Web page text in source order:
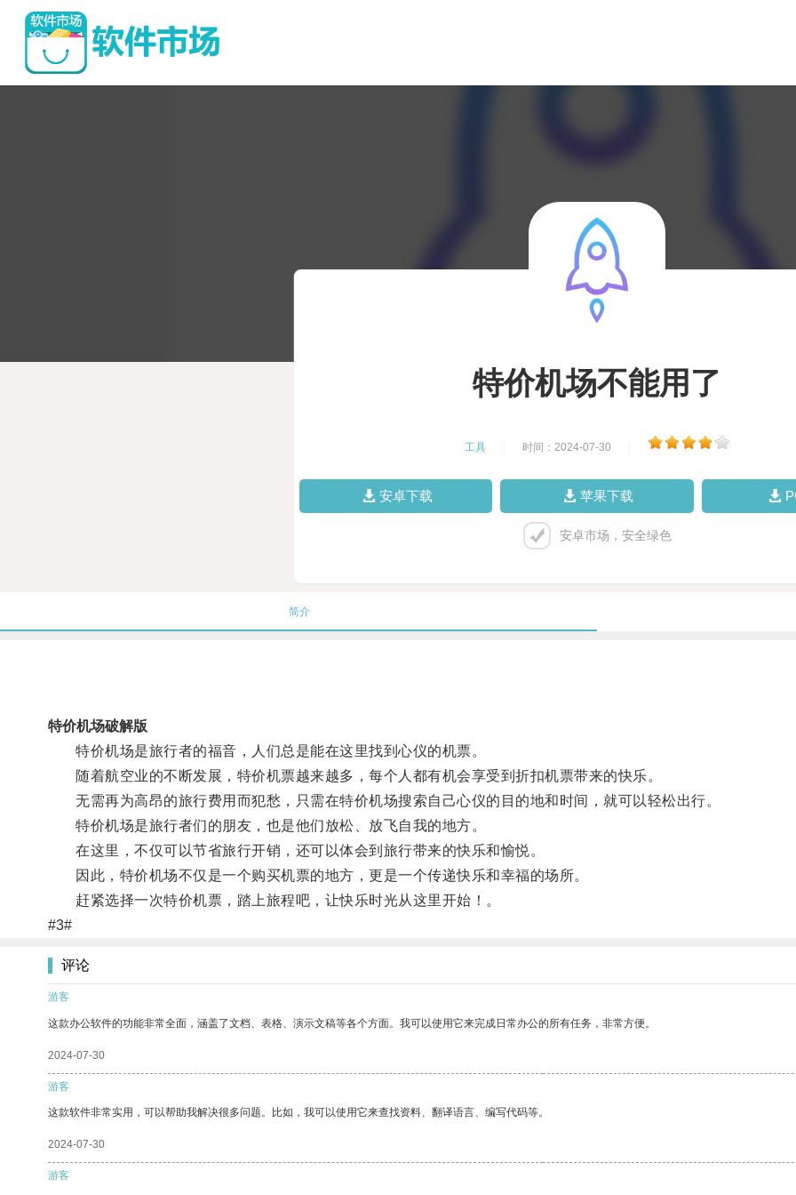
特价机场不能用了
工具 时间：2024-07-30
安卓下载 苹果下载
安卓市场，安全绿色
简介
特价机场破解版
特价机场是旅行者的福音，人们总是能在这里找到心仪的机票。
随着航空业的不断发展，特价机票越来越多，每个人都有机会享受到折扣机票带来的快乐。
无需再为高昂的旅行费用而犯愁，只需在特价机场搜索自己心仪的目的地和时间，就可以轻松出行。
特价机场是旅行者们的朋友，也是他们放松、放飞自我的地方。
在这里，不仅可以节省旅行开销，还可以体会到旅行带来的快乐和愉悦。
因此，特价机场不仅是一个购买机票的地方，更是一个传递快乐和幸福的场所。
赶紧选择一次特价机票，踏上旅程吧，让快乐时光从这里开始！。
#3#
评论
游客
这款办公软件的功能非常全面，涵盖了文档、表格、演示文稿等各个方面。我可以使用它来完成日常办公的所有任务，非常方便。
2024-07-30
游客
这款软件非常实用，可以帮助我解决很多问题。比如，我可以使用它来查找资料、翻译语言、编写代码等。
2024-07-30
游客